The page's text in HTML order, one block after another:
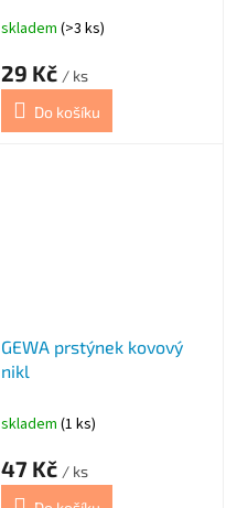
skladem (>3 ks)
29 Kč / ks
Do košíku
GEWA prstýnek kovový
nikl
skladem (1 ks)
47 Kč / ks